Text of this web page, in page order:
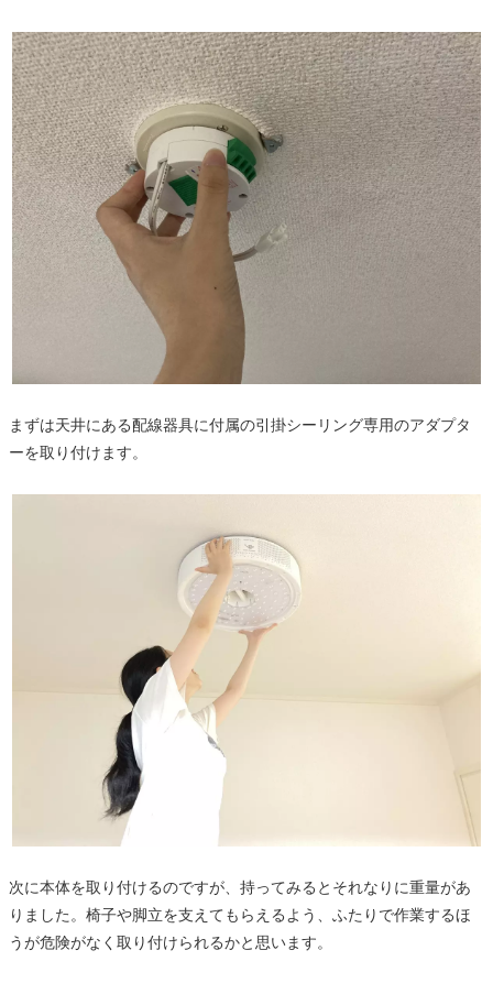
まずは天井にある配線器具に付属の引掛シーリング専用のアダプタ
ーを取り付けます。
次に本体を取り付けるのですが、持ってみるとそれなりに重量があ
りました。椅子や脚立を支えてもらえるよう、ふたりで作業するほ
うが危険がなく取り付けられるかと思います。